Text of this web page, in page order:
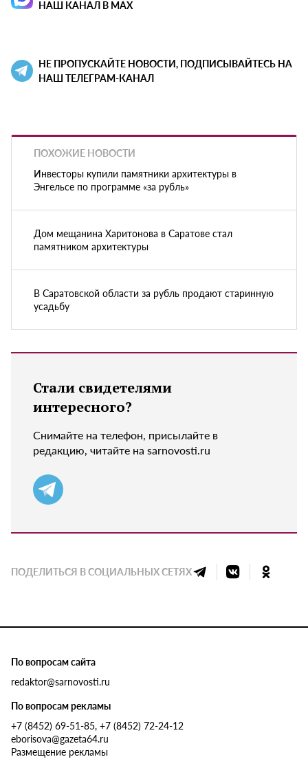
НАШ КАНАЛ В MAX
НЕ ПРОПУСКАЙТЕ НОВОСТИ, ПОДПИСЫВАЙТЕСЬ НА
НАШ ТЕЛЕГРАМ-КАНАЛ
ПОХОЖИЕ НОВОСТИ
Инвесторы купили памятники архитектуры в
Энгельсе по программе «за рубль»
Дом мещанина Харитонова в Саратове стал
памятником архитектуры
В Саратовской области за рубль продают старинную
усадьбу
Стали свидетелями
интересного?
Снимайте на телефон, присылайте в
редакцию, читайте на sarnovosti.ru
ПОДЕЛИТЬСЯ В СОЦИАЛЬНЫХ СЕТЯХ
По вопросам сайта
redaktor@sarnovosti.ru
По вопросам рекламы
+7 (8452) 69-51-85, +7 (8452) 72-24-12
eborisova@gazeta64.ru
Размещение рекламы